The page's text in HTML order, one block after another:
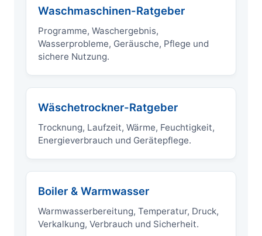
Waschmaschinen-Ratgeber
Programme, Waschergebnis,
Wasserprobleme, Geräusche, Pflege und
sichere Nutzung.
Wäschetrockner-Ratgeber
Trocknung, Laufzeit, Wärme, Feuchtigkeit,
Energieverbrauch und Gerätepflege.
Boiler & Warmwasser
Warmwasserbereitung, Temperatur, Druck,
Verkalkung, Verbrauch und Sicherheit.